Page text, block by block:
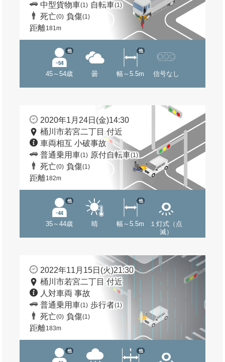
中型貨物車(1) 自転車(1)
死亡(0) 負傷(1)
距離181m
45～54歳
他
曇 幅～5.5m
他
信号なし
2020年1月24日(金)14:30
桶川市若宮二丁目 付近
車両相互 小破事故
普通乗用車(1) 原付自転車(1)
死亡(0) 負傷(1)
距離182m
35～44歳
他
晴 幅～5.5m
他
１灯式（点
滅）
2022年11月15日(火)21:30
桶川市若宮二丁目 付近
人対車両 事故
普通乗用車(1) 歩行者(1)
死亡(0) 負傷(1)
距離183m
他 他